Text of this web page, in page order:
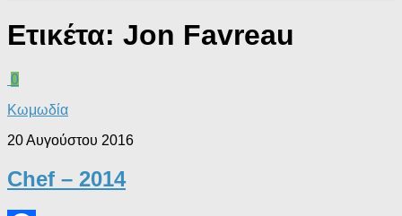
Ετικέτα: Jon Favreau
0
Κωμωδία
20 Αυγούστου 2016
Chef – 2014